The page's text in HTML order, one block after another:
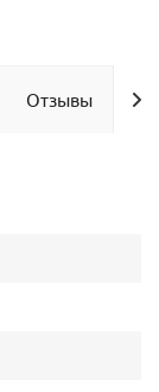
Отзывы